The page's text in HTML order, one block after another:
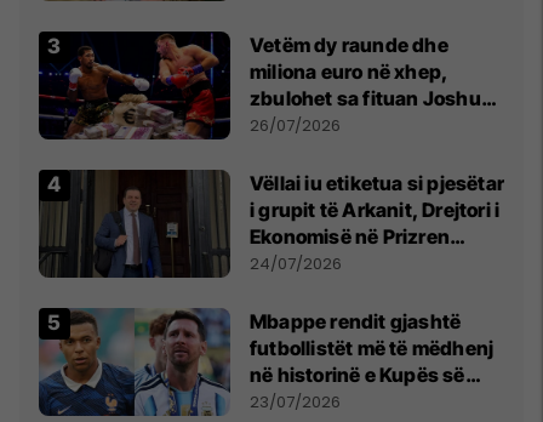
Vetëm dy raunde dhe
miliona euro në xhep,
zbulohet sa fituan Joshua
e Prenga
26/07/2026
Vëllai iu etiketua si pjesëtar
i grupit të Arkanit, Drejtori i
Ekonomisë në Prizren
mohon pretendimet
24/07/2026
Mbappe rendit gjashtë
futbollistët më të mëdhenj
në historinë e Kupës së
Botës, Messi mbetet i dyti
23/07/2026